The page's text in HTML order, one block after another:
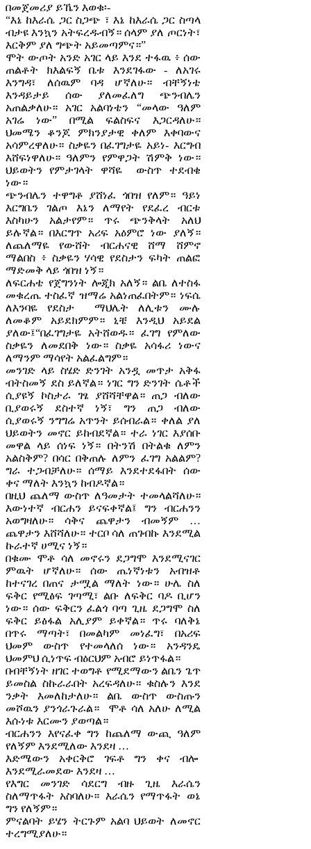
በመጀመሪያ ይኼን እወቁ፡-
“እኔ ከእራሴ ጋር ስጋጭ ፣ እኔ ከእራሴ ጋር ስጣላ
ብታዩ እንኳን አትፍረዱብኝ። ሰላም ያለ ጦርነት፣
እርቅም ያለ ግጭት አይመጣምና።”
ሞት ውጦት አንድ አገር ላይ እንደ ተፋዉ ፥ ሰው
ጠልቶት ክእልፍኝ ቤቱ እንደገፋው - ለአገሩ
እንግዳ፣ ለሰዉም ባዳ ሆኛለሁ። ብቸኝነቴ
እንዳይታይ ሰው ያለመፈለግ ጭንብሌን
አጠልቃለሁ። አገር አልባነቴን “መላው ዓለም
አገሬ ነው” በሚል ፍልስፍና እጋርዳለሁ።
ህመሜን ቆንጆ ምክንያታዊ ቀለም እቀባውና
አሳምረዋለሁ። ስቃዬን በፈገግታዬ አይነ- እርግብ
እሸፍነዋለሁ። ዓለምን የምዋጋት ሽምቅ ነው።
ህይወትን የምታገላት ዋሻዬ ውስጥ ተደብቄ
ነው።
ጭንብሌን ተዋግቶ ያሸነፈ ጎበዝ የለም። ዓይነ
እርግቤን ገልጦ እኔን ለማየት የደፈረ ብርቱ
እስካሁን አልታየም። ጥሩ ጭንቅላት አለህ
ይሉኛል። በእርግጥ አሪፍ አዕምሮ ነው ያለኝ።
ለጨለማዬ የውሸት ብርሐናዊ ሸማ ሸምኖ
ማልበስ ፥ ስቃዬን ሃሳዊ የደስታን ፍካት ጠልፎ
ማድመቅ ላይ ጎበዝ ነኝ።
ለፍርሐቴ የጀግንነት ሎጂክ አለኝ። ልቤ ለተስፋ
መቁረጤ ተስፈኛ ዝማሬ አልነጠፈበትም። ነፍሴ
ለእንባዬ የደስታ ማህሌት ለሊቱን ሙሉ
ለመቆም አይደክምም። ኒቼ እንዲህ አይደል
ያለው፤“በፈገግታዬ አትሸወዱ። ፈገግ የምለው
ስቃዬን ለመደበቅ ነው። ስቃዬ አሳፋሪ ነውና
ለማንም ማሳየት አልፈልግም።
መንገድ ላይ ስሄድ ድንገት አንዷ መጥታ አቅፋ
ብትስመኝ ደስ ይለኛል። ነገር ግን ድንገት ሴቶች
ሲያዩኝ ኮስታራ ገፄ ያሸሻቸዋል። ጠጋ ብለው
ቢያወሩኝ ደስተኛ ነኝ፣ ግን ጠጋ ብለው
ሲያወሩኝ ንግግሬ አጥንት ይሰብራል። ቀለል ያለ
ህይወትን መኖር ይከብደኛል። ተራ ነገር እያሰቡ
መዋል ላይ ሰነፍ ነኝ። በትንሽ በትልቁ ለምን
አልስቅም? በሳር በቅጠሉ ለምን ፈገግ አልልም?
ግራ ተጋብቻለሁ። ሰማይ እንደተደፋበት ሰው
ቀና ማለት እንኳን ከብዶኛል።
በዚህ ጨለማ ውስጥ ለዓመታት ተመላልሻለሁ።
እውነተኛ ብርሐን ይናፍቀኛል፤ ግን ብርሐንን
አወግዛለሁ። ሳቅና ጨዋታን ብመኝም …
ጨዋታን እሸሻለሁ። ተርቦ ሳለ ጠገብኩ እንደሚል
ኩራተኛ ሀሚና ነኝ።
በቁሙ ሞቶ ሳለ መኖሩን ደጋግሞ እንደሚናገር
ምዉት ሆኛለሁ። ሰው ጤነኛነቱን አብዝቶ
ከተናገረ በጠና ታሟል ማለት ነው። ሁሌ ስለ
ፍቅር የሚፅፍ ገጣሚ፣ ልቡ ለፍቅር ባዶ ቢሆን
ነው። ሰው ፍቅርን ፈልጎ ባጣ ጊዜ ደጋግሞ ስለ
ፍቅር ይፅፋል አሊያም ይቀኛል። ጥሩ ባለቅኔ
በጥሩ ማጣት፣ በመልካም መነፈግ፣ በአሪፍ
ህመም ውስጥ የተመላለሰ ነው። አንዳንዴ
ህመምህ ሲነጥፍ ብዕርህም አብሮ ይነጥፋል።
በብቸኝነት ዘገር ተወግቶ የሚደማውን ልቤን ጌጥ
ይመስል ስኩራራበት አረፍዳለሁ። ቁስሉን እንደ
ንቃት እመለከታለሁ። ልቤ ውስጥ ውስጡን
መሾዉን ያንጎራጉራል። ሞቶ ሳለ አለሁ ለሚል
እሱነቱ እርሙን ያወጣል።
ብርሐንን እየናፈቀ ግን ከጨለማ ውጪ ዓለም
የለኝም እንደሚለው እንደዛ …
እድሜውን አቀርቅሮ ገፍቶ ግን ቀና ብሎ
እንደሚራመደው እንደዛ …
የእግር መንገድ ሳደርግ ብዙ ጊዜ እራሴን
ስለማጥፋት አስባለሁ። እራሴን የማጥፋት ወኔ
ግን የለኝም።
ምናልባት ይሄን ትርጉም አልባ ህይወት ለመኖር
ተረግሚያለሁ።